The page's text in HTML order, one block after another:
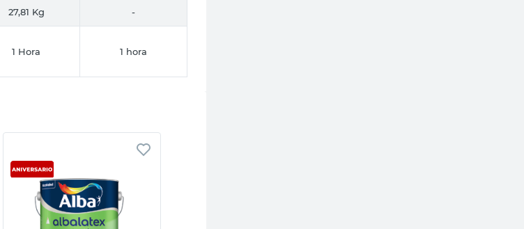
27,81 Kg -
1 Hora 1 hora